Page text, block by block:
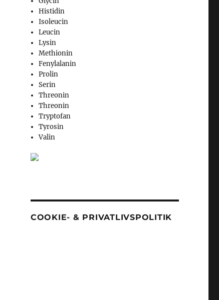
Histidin
Isoleucin
Leucin
Lysin
Methionin
Fenylalanin
Prolin
Serin
Threonin
Threonin
Tryptofan
Tyrosin
Valin
COOKIE- & PRIVATLIVSPOLITIK